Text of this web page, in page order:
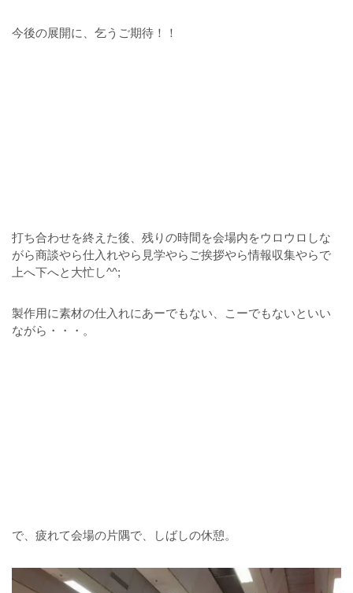
今後の展開に、乞うご期待！！
打ち合わせを終えた後、残りの時間を会場内をウロウロしな
がら商談やら仕入れやら見学やらご挨拶やら情報収集やらで
上へ下へと大忙し^^;
製作用に素材の仕入れにあーでもない、こーでもないといい
ながら・・・。
で、疲れて会場の片隅で、しばしの休憩。